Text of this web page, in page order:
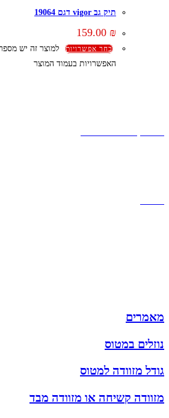
תיק גב vigor דגם 19064
159.00 ₪
בחר אפשרויות
למוצר זה יש
האפשרויות בעמוד המוצר
מאמרים
נוזלים במטוס
גודל מזוודה למטוס
מזוודה קשיחה או מזוודה מבד